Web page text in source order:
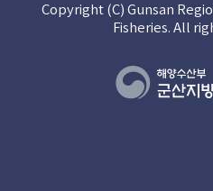
Copyright (C) Gunsan
Fisheries. All